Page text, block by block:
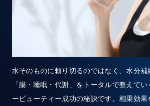
水そのものに頼り切るのではなく、水分補
「腸・睡眠・代謝」をトータルで整えて
ービューティー成功の秘訣です。相乗効